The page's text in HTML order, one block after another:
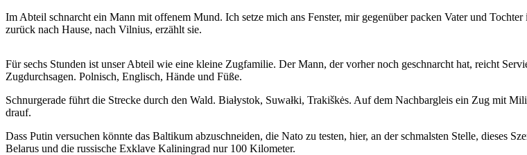
Im Abteil schnarcht ein Mann mit offenem Mund. Ich setze mich ans Fenster, mir gegenüber packen Vater und
zurück nach Hause, nach Vilnius, erzählt sie.
Für sechs Stunden ist unser Abteil wie eine kleine Zugfamilie. Der Mann, der vorher noch geschnarcht hat, reicht
Zugdurchsagen. Polnisch, Englisch, Hände und Füße.
Schnurgerade führt die Strecke durch den Wald. Białystok, Suwałki, Trakiškės. Auf dem Nachbargleis ein Zug mit
drauf.
Dass Putin versuchen könnte das Baltikum abzuschneiden, die Nato zu testen, hier, an der schmalsten Stelle, dieses
Belarus und die russische Exklave Kaliningrad nur 100 Kilometer.